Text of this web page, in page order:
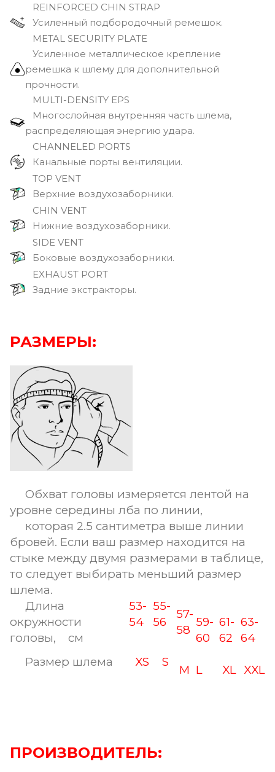
REINFORCED CHIN STRAP
Усиленный подбородочный ремешок.
METAL SECURITY PLATE
Усиленное металлическое крепление
ремешка к шлему для дополнительной
прочности.
MULTI-DENSITY EPS
Многослойная внутренняя часть шлема,
распределяющая энергию удара.
CHANNELED PORTS
Канальные порты вентиляции.
TOP VENT
Верхние воздухозаборники.
CHIN VENT
Нижние воздухозаборники.
SIDE VENT
Боковые воздухозаборники.
EXHAUST PORT
Задние экстракторы.
РАЗМЕРЫ:
Обхват головы измеряется лентой на
уровне середины лба по линии,
которая 2.5 сантиметра выше линии
бровей. Если ваш размер находится на
стыке между двумя размерами в таблице,
то следует выбирать меньший размер
шлема.
Длина
окружности
головы, см
53-
54
55-
56
57-
58
59-
60
61-
62
63-
64
Размер шлема
XS S
M L XL XXL
ПРОИЗВОДИТЕЛЬ: